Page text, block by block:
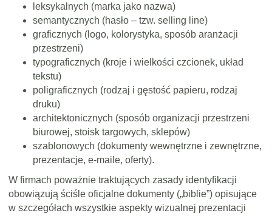
leksykalnych (marka jako nazwa)
semantycznych (hasło – tzw. selling line)
graficznych (logo, kolorystyka, sposób aranżacji
przestrzeni)
typograficznych (kroje i wielkości czcionek, układ
tekstu)
poligraficznych (rodzaj i gęstość papieru, rodzaj
druku)
architektonicznych (sposób organizacji przestrzeni
biurowej, stoisk targowych, sklepów)
szablonowych (dokumenty wewnętrzne i zewnętrzne,
prezentacje, e-maile, oferty).
W firmach poważnie traktujących zasady identyfikacji
obowiązują ściśle oficjalne dokumenty („biblie”) opisujące
w szczegółach wszystkie aspekty wizualnej prezentacji